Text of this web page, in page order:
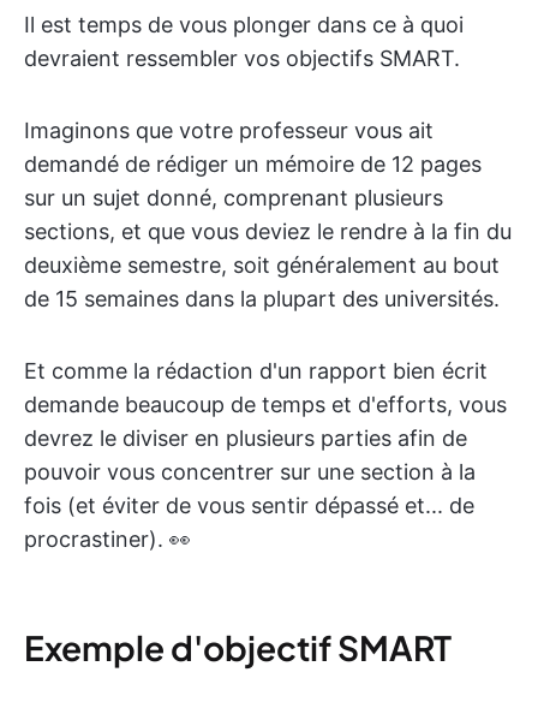
Il est temps de vous plonger dans ce à quoi
devraient ressembler vos objectifs SMART.
Imaginons que votre professeur vous ait
demandé de rédiger un mémoire de 12 pages
sur un sujet donné, comprenant plusieurs
sections, et que vous deviez le rendre à la fin du
deuxième semestre, soit généralement au bout
de 15 semaines dans la plupart des universités.
Et comme la rédaction d'un rapport bien écrit
demande beaucoup de temps et d'efforts, vous
devrez le diviser en plusieurs parties afin de
pouvoir vous concentrer sur une section à la
fois (et éviter de vous sentir dépassé et... de
procrastiner). 👀
Exemple d'objectif SMART